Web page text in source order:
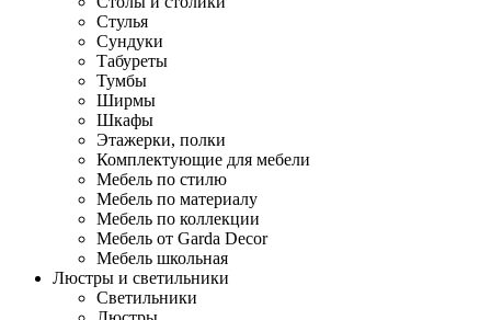
Стулья
Сундуки
Табуреты
Тумбы
Ширмы
Шкафы
Этажерки, полки
Комплектующие для мебели
Мебель по стилю
Мебель по материалу
Мебель по коллекции
Мебель от Garda Decor
Мебель школьная
Люстры и светильники
Светильники